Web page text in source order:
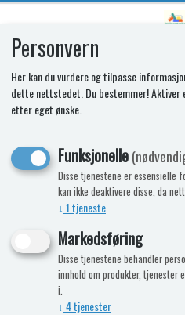
SR CONTROL
Personvern
Her kan du vurdere og tilpasse
dette nettstedet. Du bestemmer!
etter eget ønske.
Funksjonelle
Disse tjenestene er essensielle
kan ikke deaktivere disse, da
↓ 1tjeneste
Markedsføring
Disse tjenestene behandler
innhold om produkter, tjenester
i.
↓ 4tjenester